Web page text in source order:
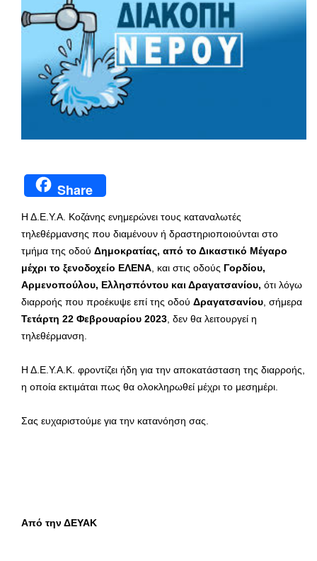
Share
Η Δ.Ε.Υ.Α. Κοζάνης ενημερώνει τους καταναλωτές
τηλεθέρμανσης που διαμένουν ή δραστηριοποιούνται στο
τμήμα της οδού Δημοκρατίας, από το Δικαστικό Μέγαρο
μέχρι το ξενοδοχείο ΕΛΕΝΑ , και στις οδούς Γορδίου,
Αρμενοπούλου, Ελλησπόντου και Δραγατσανίου, ότι λόγω
διαρροής που προέκυψε επί της οδού Δραγατσανίου , σήμερα
Τετάρτη 22 Φεβρουαρίου 2023 , δεν θα λειτουργεί η
τηλεθέρμανση.
Η Δ.Ε.Υ.Α.Κ. φροντίζει ήδη για την αποκατάσταση της διαρροής,
η οποία εκτιμάται πως θα ολοκληρωθεί μέχρι το μεσημέρι.
Σας ευχαριστούμε για την κατανόηση σας.
Από την ΔΕΥΑΚ